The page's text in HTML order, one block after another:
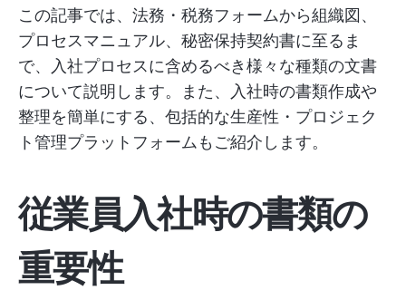
この記事では、法務・税務フォームから組織図、
プロセスマニュアル、秘密保持契約書に至るま
で、入社プロセスに含めるべき様々な種類の文書
について説明します。また、入社時の書類作成や
整理を簡単にする、包括的な生産性・プロジェク
ト管理プラットフォームもご紹介します。
従業員入社時の書類の
重要性